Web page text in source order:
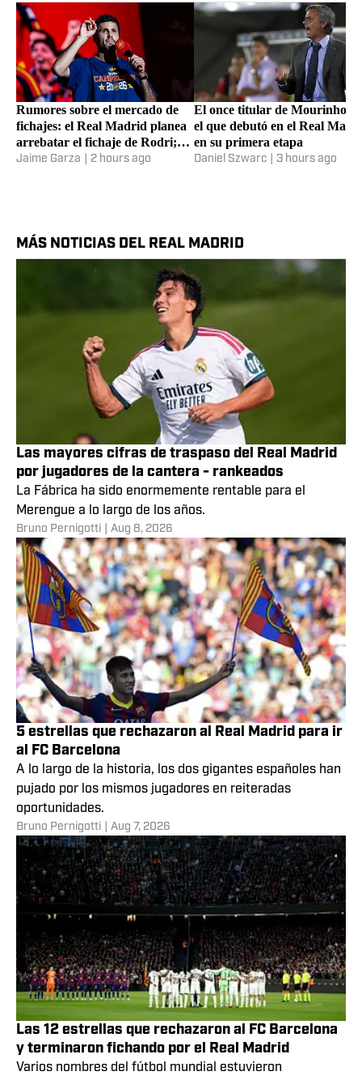
Rumores sobre el mercado de
fichajes: el Real Madrid planea
arrebatar el fichaje de Rodri;
Rashford, Barcola y más
Jaime Garza 2 hours ago
El once titular de Mourinho
el que debutó en el Real
en su primera etapa
Daniel Szwarc 3 hours ago
MÁS NOTICIAS DEL REAL MADRID
Las mayores cifras de traspaso del Real Madrid
por jugadores de la cantera - rankeados
La Fábrica ha sido enormemente rentable para el
Merengue a lo largo de los años.
Bruno Pernigotti Aug 8, 2026
5 estrellas que rechazaron al Real Madrid para ir
al FC Barcelona
A lo largo de la historia, los dos gigantes españoles han
pujado por los mismos jugadores en reiteradas
oportunidades.
Bruno Pernigotti Aug 7, 2026
Las 12 estrellas que rechazaron al FC Barcelona
y terminaron fichando por el Real Madrid
Varios nombres del fútbol mundial estuvieron